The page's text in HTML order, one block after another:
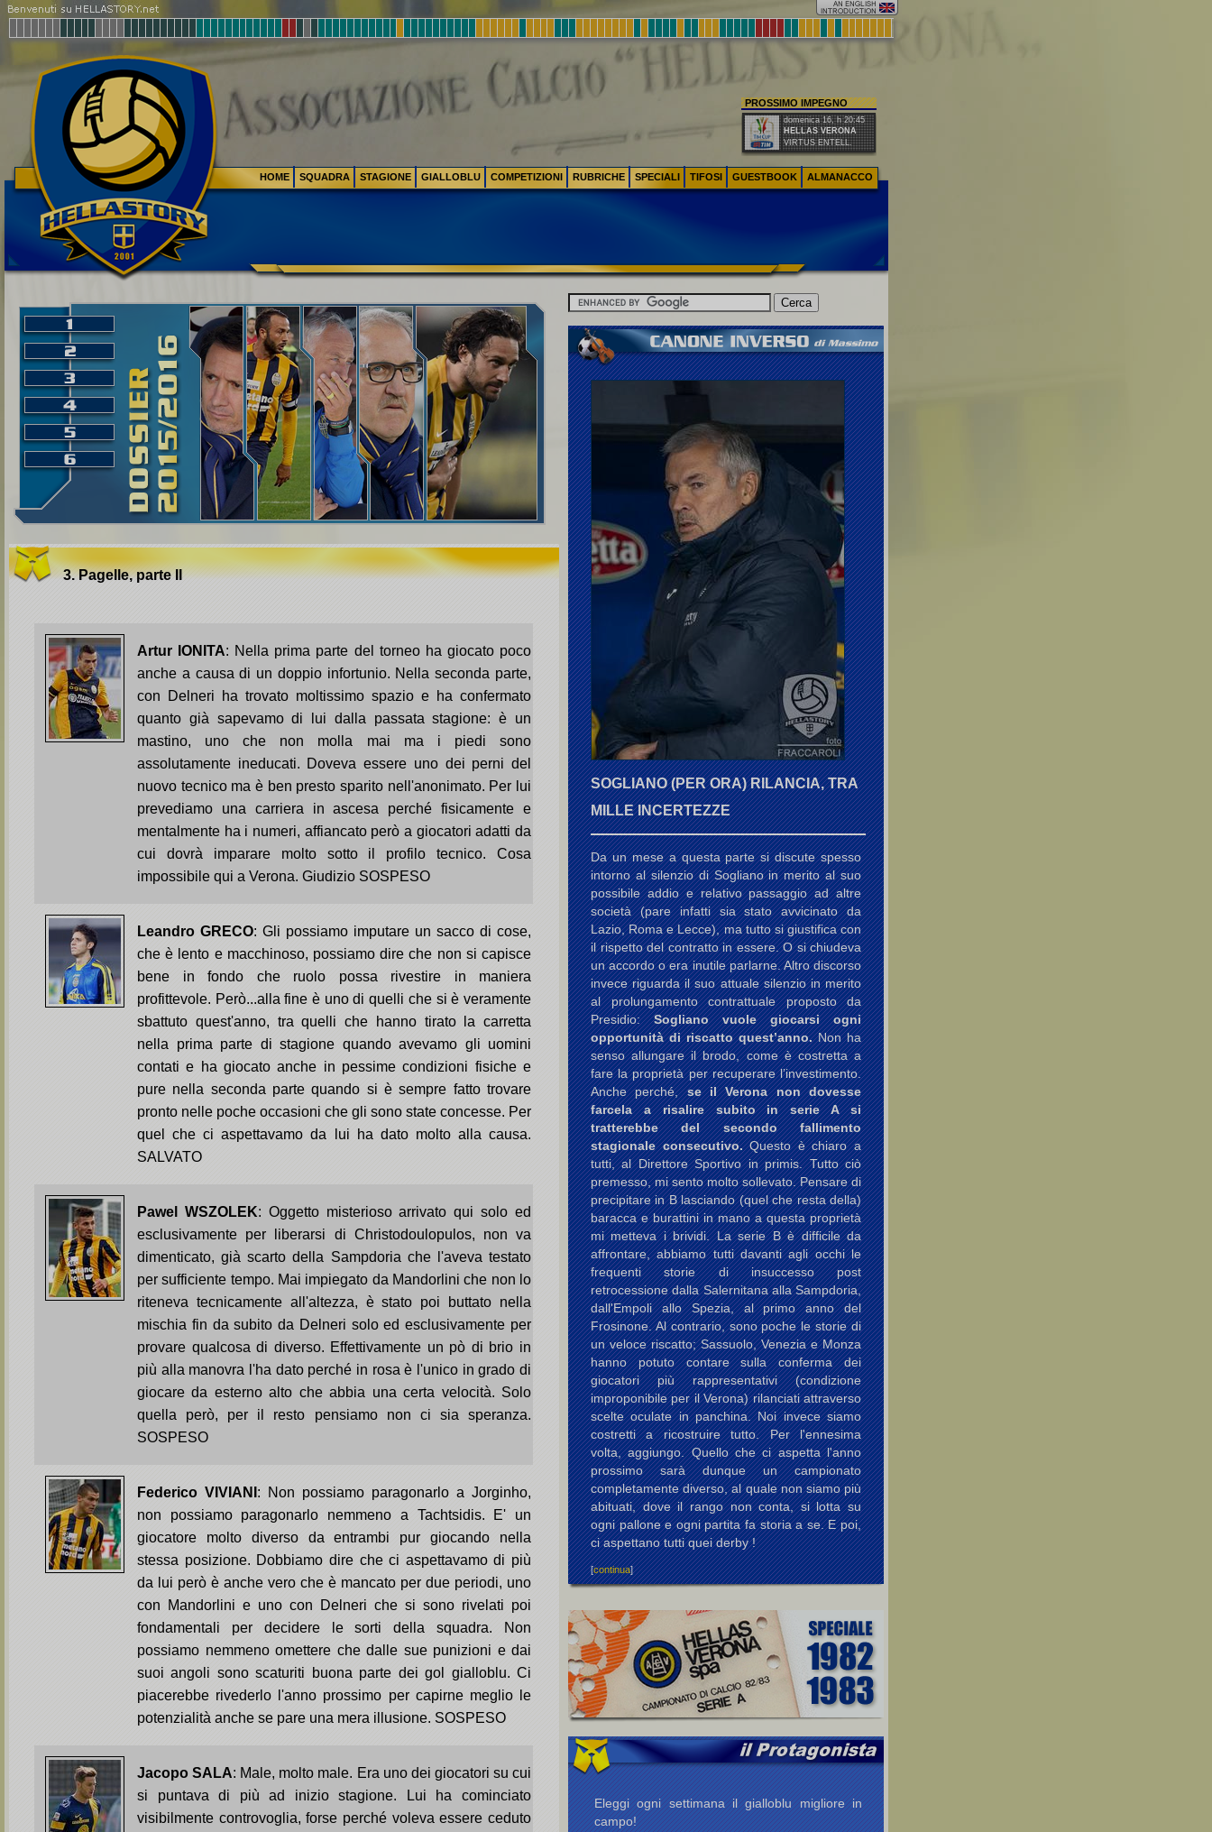
PROSSIMO IMPEGNO
domenica 16, h 20:45
HELLAS VERONA
VIRTUS ENTELL.
3. Pagelle, parte II
Artur IONITA: Nella prima parte del torneo ha giocato poco
anche a causa di un doppio infortunio. Nella seconda parte,
con Delneri ha trovato moltissimo spazio e ha confermato
quanto già sapevamo di lui dalla passata stagione: è un
mastino, uno che non molla mai ma i piedi sono
assolutamente ineducati. Doveva essere uno dei perni del
nuovo tecnico ma è ben presto sparito nell'anonimato. Per lui
prevediamo una carriera in ascesa perché fisicamente e
mentalmente ha i numeri, affiancato però a giocatori adatti da
cui dovrà imparare molto sotto il profilo tecnico. Cosa
impossibile qui a Verona. Giudizio SOSPESO
Leandro GRECO: Gli possiamo imputare un sacco di cose,
che è lento e macchinoso, possiamo dire che non si capisce
bene in fondo che ruolo possa rivestire in maniera
profittevole. Però...alla fine è uno di quelli che si è veramente
sbattuto quest'anno, tra quelli che hanno tirato la carretta
nella prima parte di stagione quando avevamo gli uomini
contati e ha giocato anche in pessime condizioni fisiche e
pure nella seconda parte quando si è sempre fatto trovare
pronto nelle poche occasioni che gli sono state concesse. Per
quel che ci aspettavamo da lui ha dato molto alla causa.
SALVATO
Pawel WSZOLEK: Oggetto misterioso arrivato qui solo ed
esclusivamente per liberarsi di Christodoulopulos, non va
dimenticato, già scarto della Sampdoria che l'aveva testato
per sufficiente tempo. Mai impiegato da Mandorlini che non lo
riteneva tecnicamente all'altezza, è stato poi buttato nella
mischia fin da subito da Delneri solo ed esclusivamente per
provare qualcosa di diverso. Effettivamente un pò di brio in
più alla manovra l'ha dato perché in rosa è l'unico in grado di
giocare da esterno alto che abbia una certa velocità. Solo
quella però, per il resto pensiamo non ci sia speranza.
SOSPESO
Federico VIVIANI : Non possiamo paragonarlo a Jorginho,
non possiamo paragonarlo nemmeno a Tachtsidis. E' un
giocatore molto diverso da entrambi pur giocando nella
stessa posizione. Dobbiamo dire che ci aspettavamo di più
da lui però è anche vero che è mancato per due periodi, uno
con Mandorlini e uno con Delneri che si sono rivelati poi
fondamentali per decidere le sorti della squadra. Non
possiamo nemmeno omettere che dalle sue punizioni e dai
suoi angoli sono scaturiti buona parte dei gol gialloblu. Ci
piacerebbe rivederlo l'anno prossimo per capirne meglio le
potenzialità anche se pare una mera illusione. SOSPESO
Jacopo SALA: Male, molto male. Era uno dei giocatori su cui
si puntava di più ad inizio stagione. Lui ha cominciato
visibilmente controvoglia, forse perché voleva essere ceduto
SOGLIANO (PER ORA) RILANCIA, TRA
MILLE INCERTEZZE
Da un mese a questa parte si discute spesso
intorno al silenzio di Sogliano in merito al suo
possibile addio e relativo passaggio ad altre
società (pare infatti sia stato avvicinato da
Lazio, Roma e Lecce), ma tutto si giustifica con
il rispetto del contratto in essere. O si chiudeva
un accordo o era inutile parlarne. Altro discorso
invece riguarda il suo attuale silenzio in merito
al prolungamento contrattuale proposto da
Presidio:Sogliano vuole giocarsi ogni
opportunità di riscatto quest’anno.Non ha
senso allungare il brodo, come è costretta a
fare la proprietà per recuperare l’investimento.
Anche perché,se il Verona non dovesse
farcela a risalire subito in serie A si
tratterebbe del secondo fallimento
stagionale consecutivo.Questo è chiaro a
tutti, al Direttore Sportivo in primis. Tutto ciò
premesso, mi sento molto sollevato. Pensare di
precipitare in B lasciando (quel che resta della)
baracca e burattini in mano a questa proprietà
mi metteva i brividi. La serie B è difficile da
affrontare, abbiamo tutti davanti agli occhi le
frequenti storie di insuccesso post
retrocessione dalla Salernitana alla Sampdoria,
dall'Empoli allo Spezia, al primo anno del
Frosinone. Al contrario, sono poche le storie di
un veloce riscatto; Sassuolo, Venezia e Monza
hanno potuto contare sulla conferma dei
giocatori più rappresentativi (condizione
improponibile per il Verona) rilanciati attraverso
scelte oculate in panchina. Noi invece siamo
costretti a ricostruire tutto. Per l'ennesima
volta, aggiungo. Quello che ci aspetta l'anno
prossimo sarà dunque un campionato
completamente diverso, al quale non siamo più
abituati, dove il rango non conta, si lotta su
ogni pallone e ogni partita fa storia a se. E poi,
ci aspettano tutti quei derby !
[continua]
Eleggi ogni settimana il gialloblu migliore in
campo!
HOME SQUADRA STAGIONE GIALLOBLU COMPETIZIONI RUBRICHE SPECIALI TIFOSI GUESTBOOK ALMANACCO